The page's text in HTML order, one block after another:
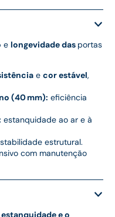
e longevidade das portas
e cor estável,
(40 mm): eficiência
estanquidade ao ar e à
estrutural.
com manutenção
e o